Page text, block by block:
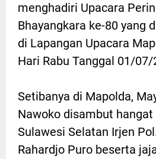
menghadiri Upacara
Bhayangkara ke-80 yang
di Lapangan Upacara
Hari Rabu Tanggal 01/07/
Setibanya di Mapolda,
Nawoko disambut hangat
Sulawesi Selatan Irjen
Rahardjo Puro beserta